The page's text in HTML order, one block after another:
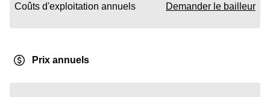
Coûts d'exploitation annuels Demander le bailleur
Prix annuels